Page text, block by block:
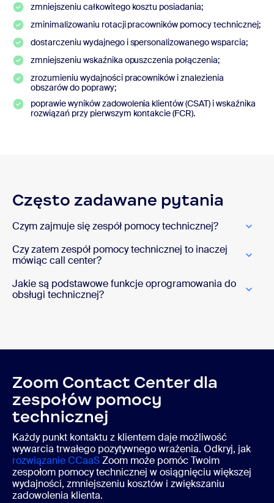
zmniejszeniu całkowitego kosztu posiadania;
zminimalizowaniu rotacji pracowników pomocy technicznej;
dostarczeniu wydajnego i spersonalizowanego wsparcia;
zmniejszeniu wskaźnika opuszczenia połączenia;
zrozumieniu wydajności pracowników i znalezienia
obszarów do poprawy;
poprawie wyników zadowolenia klientów (CSAT) i wskaźnika
rozwiązań przy pierwszym kontakcie (FCR).
Często zadawane pytania
Czym zajmuje się zespół pomocy technicznej?
Czy zatem zespół pomocy technicznej to inaczej
mówiąc call center?
Jakie są podstawowe funkcje oprogramowania do
obsługi technicznej?
Zoom Contact Center dla
zespołów pomocy
technicznej
Każdy punkt kontaktu z klientem daje możliwość
wywarcia trwałego pozytywnego wrażenia. Odkryj, jak
rozwiązanie CCaaSZoom może pomóc Twoim
zespołom pomocy technicznej w osiągnięciu większej
wydajności, zmniejszeniu kosztów i zwiększaniu
zadowolenia klienta.